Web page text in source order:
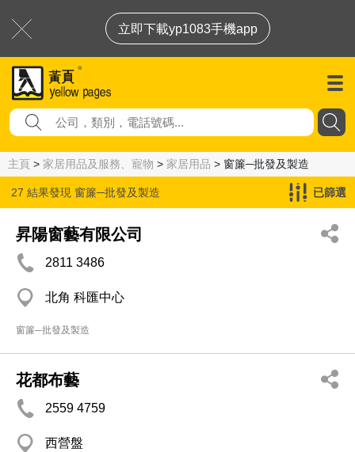
立即下載yp1083手機app
主頁 > 家居用品及服務、寵物 > 家居用品 > 窗簾─批發及製造
27 結果發現 窗簾─批發及製造 已篩選
昇陽窗藝有限公司
2811 3486
北角 科匯中心
窗簾─批發及製造
花都布藝
2559 4759
西營盤